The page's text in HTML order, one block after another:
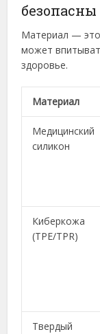
безопасны
Материал — это
может
здоровье.
Материал
Медицинский
силикон
Киберкожа
(TPE/TPR)
Твердый